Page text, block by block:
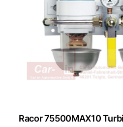
Racor 75500MAX10